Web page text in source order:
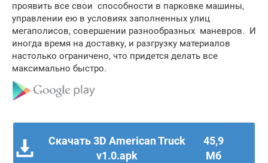
проявить все свои способности в парковке машины,
управлении ею в условиях заполненных улиц
мегаполисов, совершении разнообразных маневров. И
иногда время на доставку, и разгрузку материалов
настолько ограничено, что придется делать все
максимально быстро.
Скачать 3D American Truck
v1.0.apk
45,9
Мб